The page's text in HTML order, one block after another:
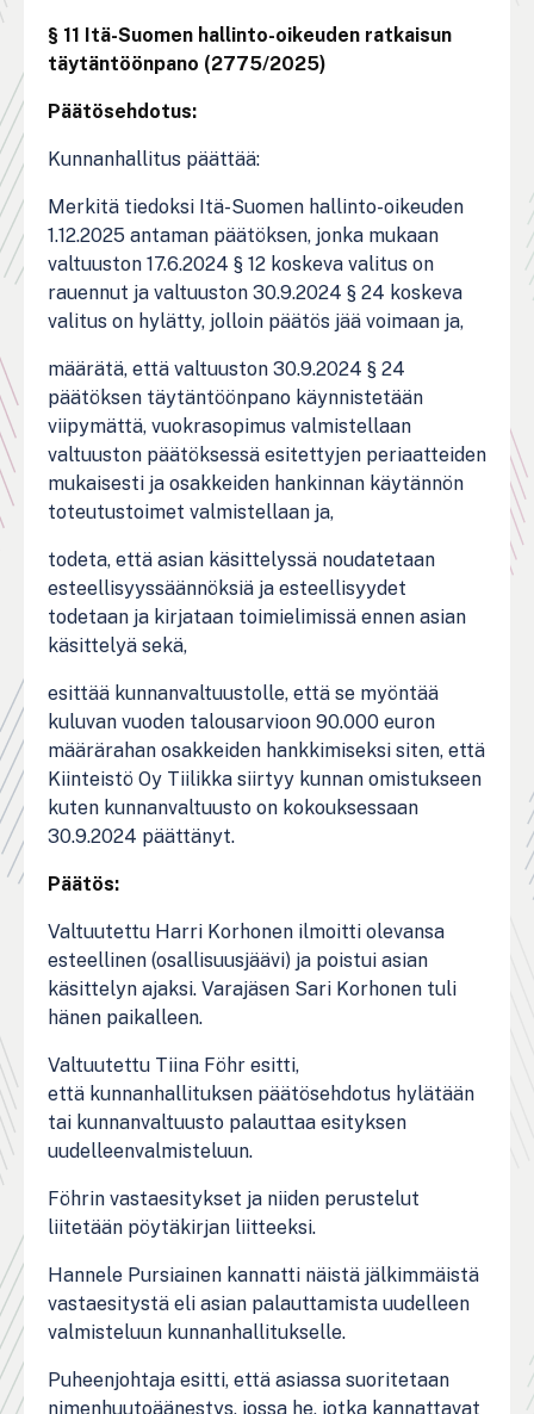
§ 11 Itä-Suomen hallinto-oikeuden ratkaisun
täytäntöönpano (2775/2025)
Päätösehdotus:
Kunnanhallitus päättää:
Merkitä tiedoksi Itä-Suomen hallinto-oikeuden
1.12.2025 antaman päätöksen, jonka mukaan
valtuuston 17.6.2024 § 12 koskeva valitus on
rauennut ja valtuuston 30.9.2024 § 24 koskeva
valitus on hylätty, jolloin päätös jää voimaan ja,
määrätä, että valtuuston 30.9.2024 § 24
päätöksen täytäntöönpano käynnistetään
viipymättä, vuokrasopimus valmistellaan
valtuuston päätöksessä esitettyjen periaatteiden
mukaisesti ja osakkeiden hankinnan käytännön
toteutustoimet valmistellaan ja,
todeta, että asian käsittelyssä noudatetaan
esteellisyyssäännöksiä ja esteellisyydet
todetaan ja kirjataan toimielimissä ennen asian
käsittelyä sekä,
esittää kunnanvaltuustolle, että se myöntää
kuluvan vuoden talousarvioon 90.000 euron
määrärahan osakkeiden hankkimiseksi siten, että
Kiinteistö Oy Tiilikka siirtyy kunnan omistukseen
kuten kunnanvaltuusto on kokouksessaan
30.9.2024 päättänyt.
Päätös:
Valtuutettu Harri Korhonen ilmoitti olevansa
esteellinen (osallisuusjäävi) ja poistui asian
käsittelyn ajaksi. Varajäsen Sari Korhonen tuli
hänen paikalleen.
Valtuutettu Tiina Föhr esitti,
että kunnanhallituksen päätösehdotus hylätään
tai kunnanvaltuusto palauttaa esityksen
uudelleenvalmisteluun.
Föhrin vastaesitykset ja niiden perustelut
liitetään pöytäkirjan liitteeksi.
Hannele Pursiainen kannatti näistä jälkimmäistä
vastaesitystä eli asian palauttamista uudelleen
valmisteluun kunnanhallitukselle.
Puheenjohtaja esitti, että asiassa suoritetaan
nimenhuutoäänestys, jossa he, jotka kannattavat